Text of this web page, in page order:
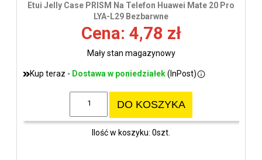
Etui Jelly Case PRISM Na Telefon Huawei Mate 20 Pro
LYA-L29 Bezbarwne
Cena: 4,78 zł
Mały stan magazynowy
Kup teraz - Dostawa w poniedziałek(InPost)
DO KOSZYKA
Ilość w koszyku: 0szt.